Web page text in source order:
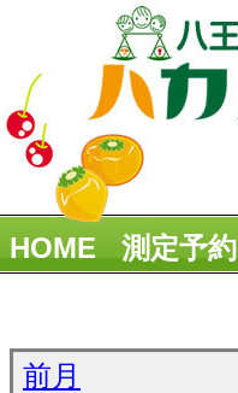
HOME 測定予約
前月